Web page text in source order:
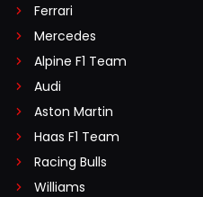
Ferrari
Mercedes
Alpine F1 Team
Audi
Aston Martin
Haas F1 Team
Racing Bulls
Williams